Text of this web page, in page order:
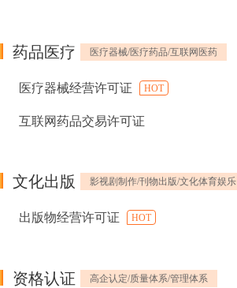
药品医疗 医疗器械/医疗药品/互联网医药
医疗器械经营许可证 HOT
互联网药品交易许可证
文化出版 影视剧制作/刊物出版/文化体育娱乐
出版物经营许可证 HOT
资格认证 高企认定/质量体系/管理体系